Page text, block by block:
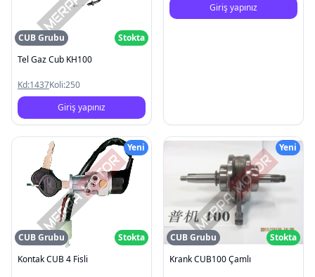
CUB Grubu
Stokta
Tel Gaz Cub KH100
Kd:1437Koli:250
Giriş yapınız
Giriş yapınız
Yeni
CUB Grubu
Stokta
Kontak CUB 4 Fisli
Yeni
CUB Grubu
Stokta
Krank CUB100 Çamlı